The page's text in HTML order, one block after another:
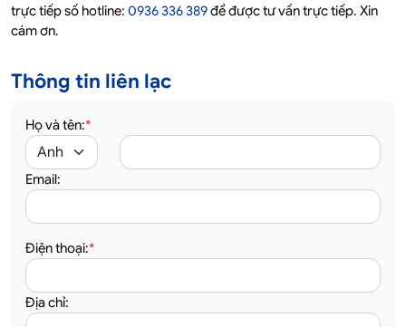
trực tiếp số hotline: 0936 336 389để được tư vấn trực tiếp. Xin
cám ơn.
Thông tin liên lạc
Họ và tên:*
Email:
Điện thoại:*
Địa chỉ: